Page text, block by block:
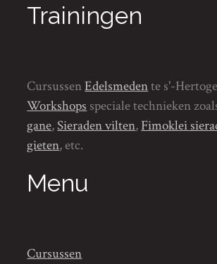
Trainingen
CursussenEdelsmedente s'-
Workshops speciale technieken
gane,Sieraden vilten, Fimoklei
gieten, etc.
Menu
Cursussen